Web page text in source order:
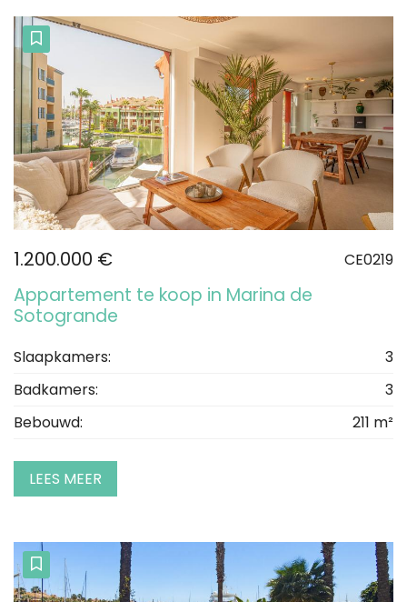
1.200.000 € CE0219
Appartement te koop in Marina de
Sotogrande
Slaapkamers:
3
Badkamers:
3
Bebouwd:
211 m²
LEES MEER